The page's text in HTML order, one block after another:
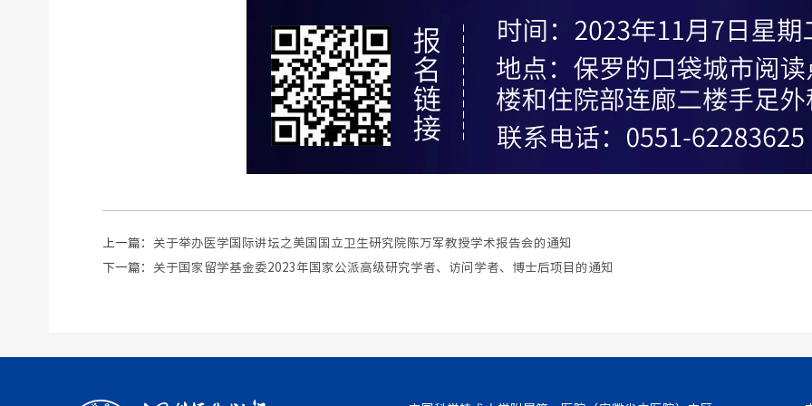
上一篇： 关于举办医学国际讲坛之美国国立卫生研究院陈万军教授学术报告会的通知
下一篇： 关于国家留学基金委2023年国家公派高级研究学者、访问学者、博士后项目的通知